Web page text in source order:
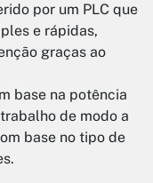
por um PLC que
e rápidas,
graças ao
base na potência
de modo a
base no tipo de